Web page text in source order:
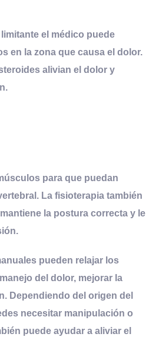
el médico puede
en la zona que causa el dolor.
alivian el dolor y
para que puedan
La fisioterapia también
la postura correcta y le
pueden relajar los
del dolor, mejorar la
Dependiendo del origen del
necesitar manipulación o
puede ayudar a aliviar el